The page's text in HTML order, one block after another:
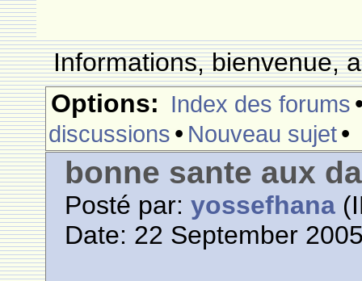
Informations, bienvenue,
Options: Index des forums
discussions • Nouveau sujet•
bonne sante aux
Posté par:yossefhana
Date: 22 September